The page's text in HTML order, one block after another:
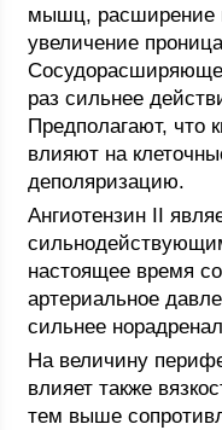
мышц, расширение
увеличение
раз сильнее
Предполагают, что
влияют на
деполяризацию.
Ангиотензин II
настоящее время
артериальное
сильнее
На величину
влияет также
тем выше